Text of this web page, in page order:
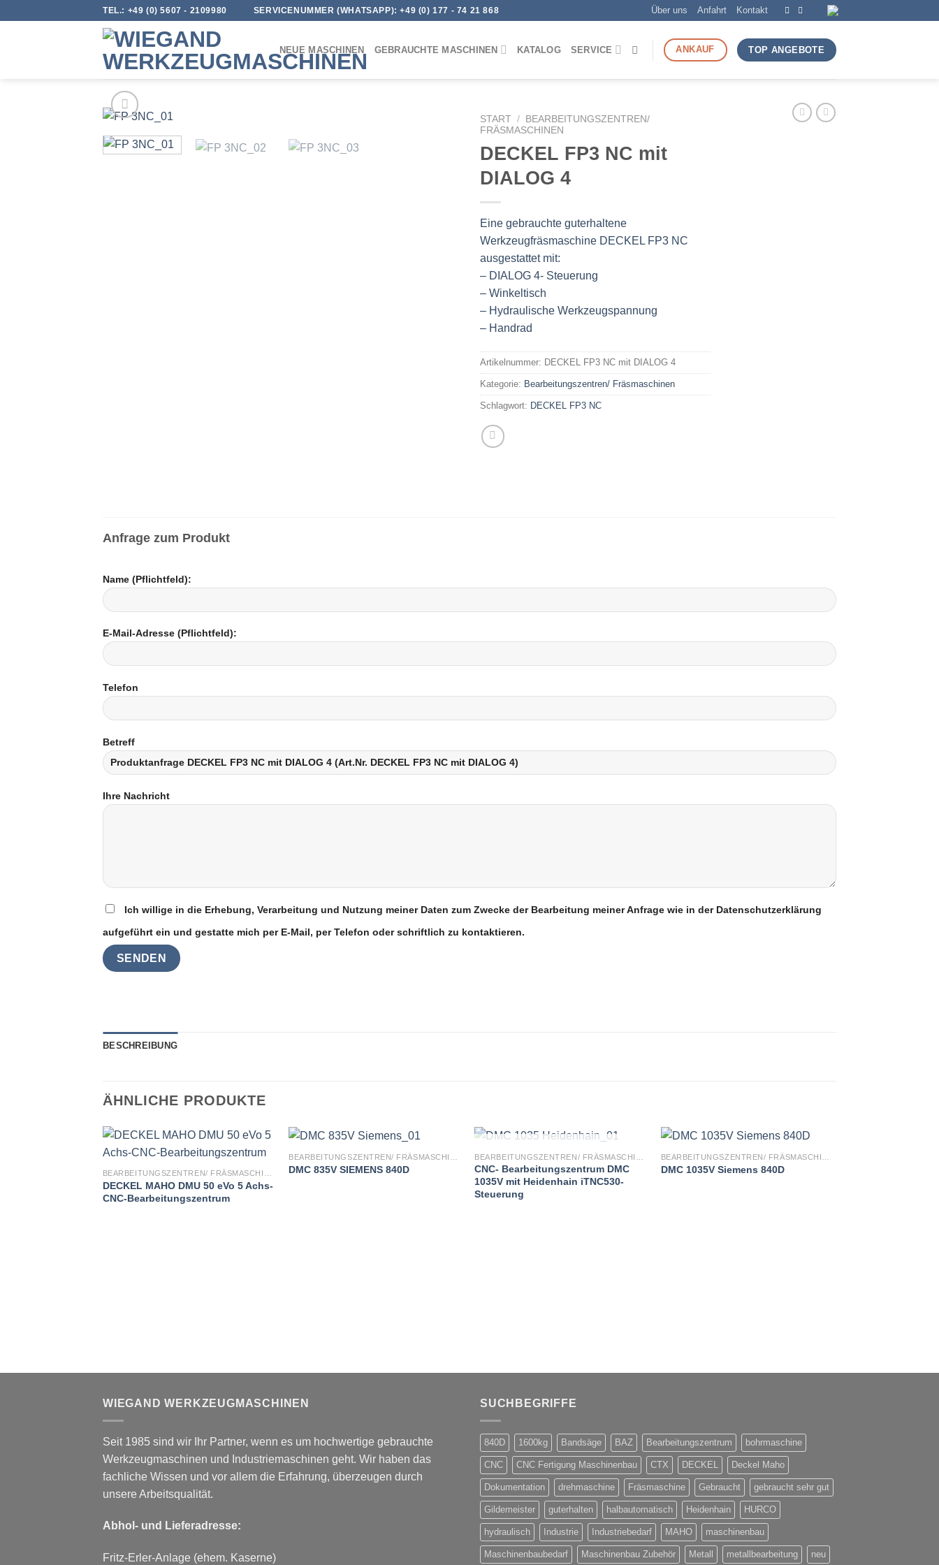
TEL.: +49 (0) 5607 - 2109980 SERVICENUMMER (WHATSAPP):+49 (0) 177 - 74 21 868 Über uns Anfahrt Kontakt
NEUE MASCHINEN GEBRAUCHTE MASCHINEN KATALOG SERVICE ANKAUF TOP ANGEBOTE
START /
BEARBEITUNGSZENTREN/
FRÄSMASCHINEN
DECKEL FP3 NC mit
DIALOG 4
Eine gebrauchte guterhaltene
Werkzeugfräsmaschine DECKEL FP3 NC
ausgestattet mit:
– DIALOG 4- Steuerung
– Winkeltisch
– Hydraulische Werkzeugspannung
– Handrad
Artikelnummer: DECKEL FP3 NC mit DIALOG 4
Kategorie: Bearbeitungszentren/ Fräsmaschinen
Schlagwort: DECKEL FP3 NC
Anfrage zum Produkt
Name (Pflichtfeld):
E-Mail-Adresse (Pflichtfeld):
Telefon
Betreff
Ihre Nachricht
Ich willige in die Erhebung, Verarbeitung und Nutzung meiner Daten zum Zwecke der Bearbeitung meiner Anfrage wie in der Datenschutzerklärung
aufgeführt ein und gestatte mich per E-Mail, per Telefon oder schriftlich zu kontaktieren.
BESCHREIBUNG
ÄHNLICHE PRODUKTE
DECKEL MAHO DMU 50 eVo 5 Achs-
CNC-Bearbeitungszentrum
DMC 835V SIEMENS 840D
NICHT VORRÄTIG
CNC- Bearbeitungszentrum DMC
1035V mit Heidenhain iTNC530-
Steuerung
DMC 1035V Siemens 840D
WIEGAND WERKZEUGMASCHINEN
Seit 1985 sind wir Ihr Partner, wenn es um hochwertige gebrauchte
Werkzeugmaschinen und Industriemaschinen geht. Wir haben das
fachliche Wissen und vor allem die Erfahrung, überzeugen durch
unsere Arbeitsqualität.
Abhol- und Lieferadresse:
Fritz-Erler-Anlage (ehem. Kaserne)
SUCHBEGRIFFE
840D 1600kg Bandsäge BAZ Bearbeitungszentrum bohrmaschine
CNC CNC Fertigung Maschinenbau CTX DECKEL Deckel Maho
Dokumentation drehmaschine Fräsmaschine Gebraucht gebraucht sehr gut
Gildemeister guterhalten halbautomatisch Heidenhain HURCO
hydraulisch Industrie Industriebedarf MAHO maschinenbau
Maschinenbaubedarf Maschinenbau Zubehör Metall metallbearbeitung neu